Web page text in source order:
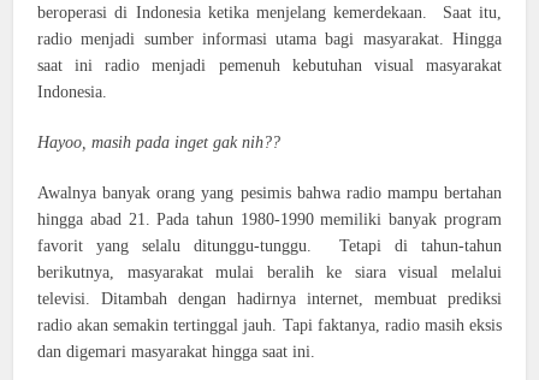
beroperasi di Indonesia ketika menjelang kemerdekaan. Saat itu,
radio menjadi sumber informasi utama bagi masyarakat. Hingga
saat ini radio menjadi pemenuh kebutuhan visual masyarakat
Indonesia.
Hayoo, masih pada inget gak nih??
Awalnya banyak orang yang pesimis bahwa radio mampu bertahan
hingga abad 21. Pada tahun 1980-1990 memiliki banyak program
favorit yang selalu ditunggu-tunggu. Tetapi di tahun-tahun
berikutnya, masyarakat mulai beralih ke siara visual melalui
televisi. Ditambah dengan hadirnya internet, membuat prediksi
radio akan semakin tertinggal jauh. Tapi faktanya, radio masih eksis
dan digemari masyarakat hingga saat ini.